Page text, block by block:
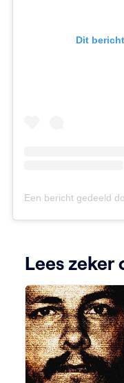
Dit
Lees zeker